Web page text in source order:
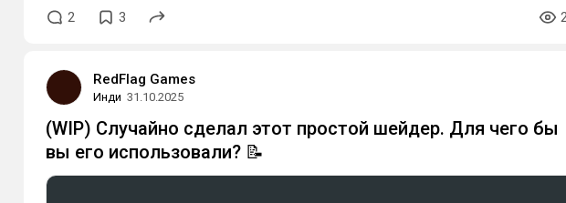
2 3
RedFlag Games
Инди 31.10.2025
(WIP) Случайно сделал этот простой шейдер. Для чего бы
вы его использовали? 📝